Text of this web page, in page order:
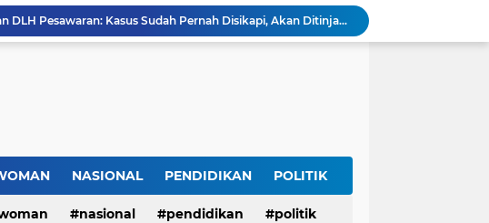
Blue Sky Hotel Balikpapan Destinasi Pernikahan Unggulan di Kalimantan Timur
SMP Negeri 1 Comal Dihadiri Plt Bupati Pemalang Nurkholis
Wisma Tropodo Guyub Rukun Maju Bersama
NASIONAL PENDIDIKAN POLITIK
nasional pendidikan politik